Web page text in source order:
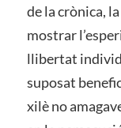
de la crònica,
mostrar
llibertat
suposat
xilè no